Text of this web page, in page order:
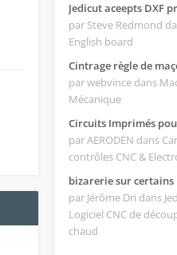
par Steve Redmond
English board
par webvince dans
Mécanique
par AERODEN dans
contrôles CNC &
bizarerie sur
par Jérôme Dri dans
Logiciel CNC de
chaud